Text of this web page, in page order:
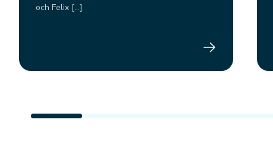
och Felix […]
Rebu Lockers